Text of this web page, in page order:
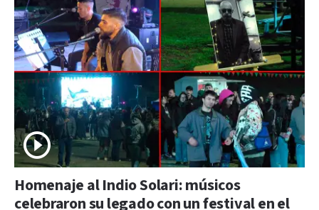
Homenaje al Indio Solari: músicos
celebraron su legado con un festival en el